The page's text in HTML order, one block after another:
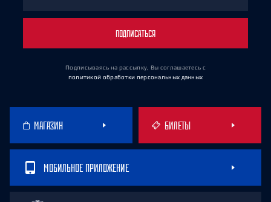
ПОДПИСАТЬСЯ
Подписываясь на рассылку, Вы соглашаетесь с
политикой обработки персональных данных
МАГАЗИН БИЛЕТЫ
МОБИЛЬНОЕ ПРИЛОЖЕНИЕ